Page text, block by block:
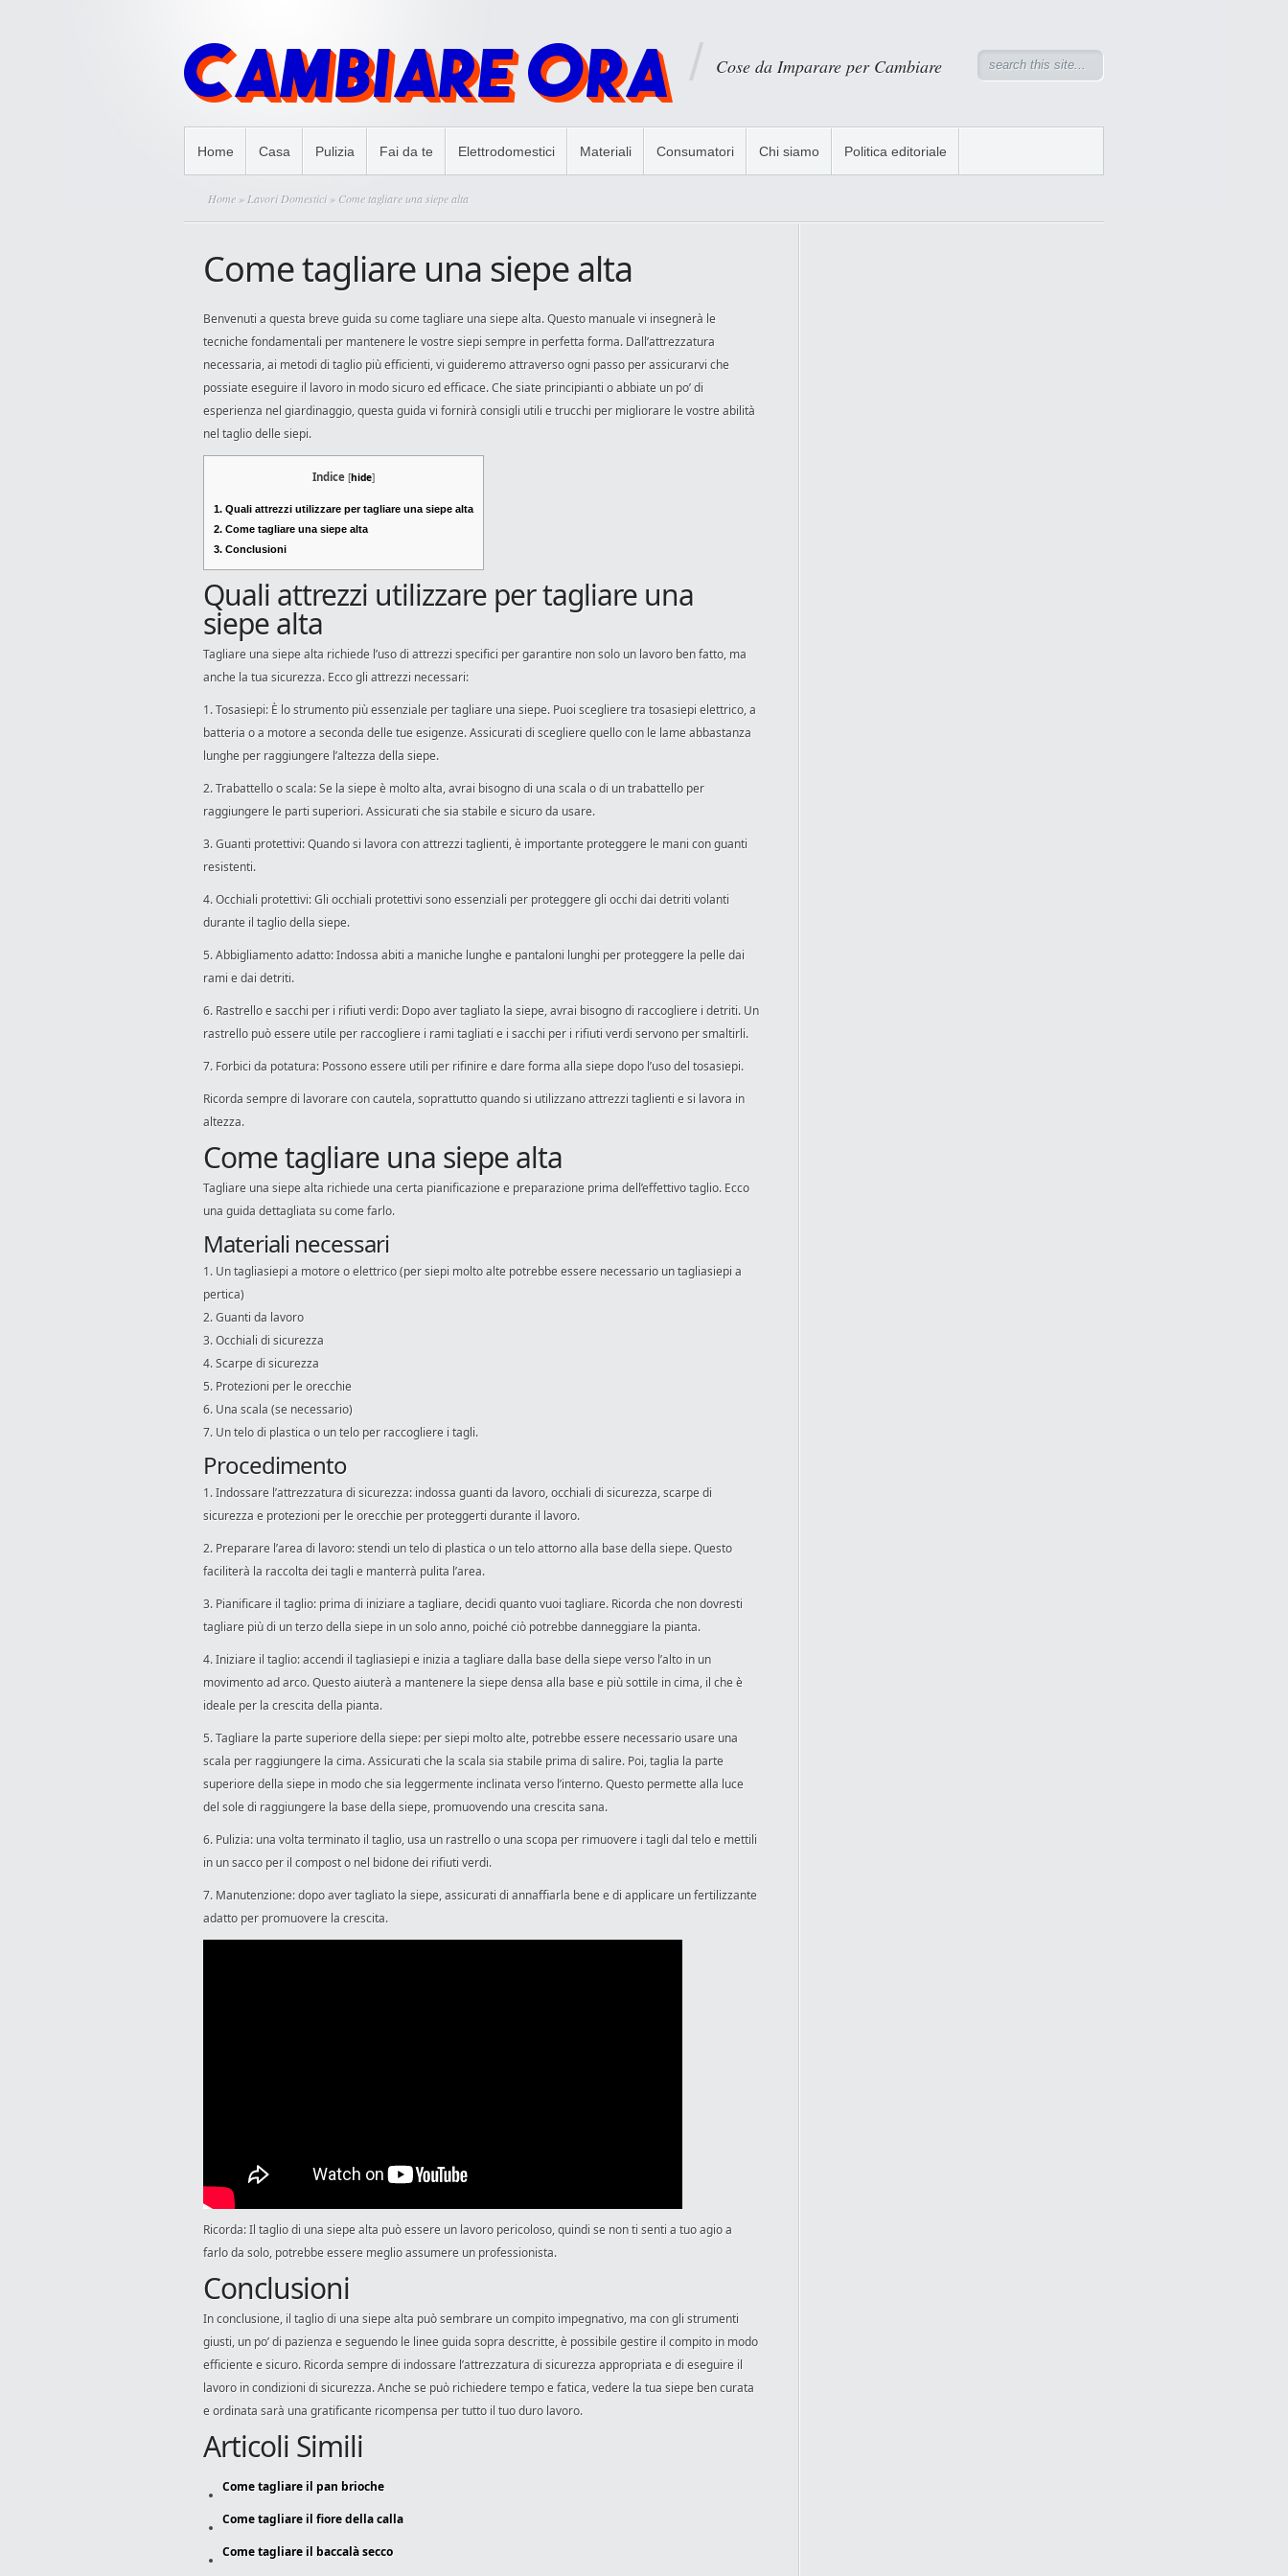
Cose da Imparare per Cambiare
Home Casa Pulizia Fai da te Elettrodomestici Materiali Consumatori Chi siamo Politica editoriale
Home » Lavori Domestici » Come tagliare una siepe alta
Come tagliare una siepe alta
Benvenuti a questa breve guida su come tagliare una siepe alta. Questo manuale vi insegnerà le
tecniche fondamentali per mantenere le vostre siepi sempre in perfetta forma. Dall’attrezzatura
necessaria, ai metodi di taglio più efficienti, vi guideremo attraverso ogni passo per assicurarvi che
possiate eseguire il lavoro in modo sicuro ed efficace. Che siate principianti o abbiate un po’ di
esperienza nel giardinaggio, questa guida vi fornirà consigli utili e trucchi per migliorare le vostre abilità
nel taglio delle siepi.
Indice [hide]
1. Quali attrezzi utilizzare per tagliare una siepe alta
2. Come tagliare una siepe alta
3. Conclusioni
Quali attrezzi utilizzare per tagliare una
siepe alta
Tagliare una siepe alta richiede l’uso di attrezzi specifici per garantire non solo un lavoro ben fatto, ma
anche la tua sicurezza. Ecco gli attrezzi necessari:
1. Tosasiepi: È lo strumento più essenziale per tagliare una siepe. Puoi scegliere tra tosasiepi elettrico, a
batteria o a motore a seconda delle tue esigenze. Assicurati di scegliere quello con le lame abbastanza
lunghe per raggiungere l’altezza della siepe.
2. Trabattello o scala: Se la siepe è molto alta, avrai bisogno di una scala o di un trabattello per
raggiungere le parti superiori. Assicurati che sia stabile e sicuro da usare.
3. Guanti protettivi: Quando si lavora con attrezzi taglienti, è importante proteggere le mani con guanti
resistenti.
4. Occhiali protettivi: Gli occhiali protettivi sono essenziali per proteggere gli occhi dai detriti volanti
durante il taglio della siepe.
5. Abbigliamento adatto: Indossa abiti a maniche lunghe e pantaloni lunghi per proteggere la pelle dai
rami e dai detriti.
6. Rastrello e sacchi per i rifiuti verdi: Dopo aver tagliato la siepe, avrai bisogno di raccogliere i detriti. Un
rastrello può essere utile per raccogliere i rami tagliati e i sacchi per i rifiuti verdi servono per smaltirli.
7. Forbici da potatura: Possono essere utili per rifinire e dare forma alla siepe dopo l’uso del tosasiepi.
Ricorda sempre di lavorare con cautela, soprattutto quando si utilizzano attrezzi taglienti e si lavora in
altezza.
Come tagliare una siepe alta
Tagliare una siepe alta richiede una certa pianificazione e preparazione prima dell’effettivo taglio. Ecco
una guida dettagliata su come farlo.
Materiali necessari
1. Un tagliasiepi a motore o elettrico (per siepi molto alte potrebbe essere necessario un tagliasiepi a
pertica)
2. Guanti da lavoro
3. Occhiali di sicurezza
4. Scarpe di sicurezza
5. Protezioni per le orecchie
6. Una scala (se necessario)
7. Un telo di plastica o un telo per raccogliere i tagli.
Procedimento
1. Indossare l’attrezzatura di sicurezza: indossa guanti da lavoro, occhiali di sicurezza, scarpe di
sicurezza e protezioni per le orecchie per proteggerti durante il lavoro.
2. Preparare l’area di lavoro: stendi un telo di plastica o un telo attorno alla base della siepe. Questo
faciliterà la raccolta dei tagli e manterrà pulita l’area.
3. Pianificare il taglio: prima di iniziare a tagliare, decidi quanto vuoi tagliare. Ricorda che non dovresti
tagliare più di un terzo della siepe in un solo anno, poiché ciò potrebbe danneggiare la pianta.
4. Iniziare il taglio: accendi il tagliasiepi e inizia a tagliare dalla base della siepe verso l’alto in un
movimento ad arco. Questo aiuterà a mantenere la siepe densa alla base e più sottile in cima, il che è
ideale per la crescita della pianta.
5. Tagliare la parte superiore della siepe: per siepi molto alte, potrebbe essere necessario usare una
scala per raggiungere la cima. Assicurati che la scala sia stabile prima di salire. Poi, taglia la parte
superiore della siepe in modo che sia leggermente inclinata verso l’interno. Questo permette alla luce
del sole di raggiungere la base della siepe, promuovendo una crescita sana.
6. Pulizia: una volta terminato il taglio, usa un rastrello o una scopa per rimuovere i tagli dal telo e mettili
in un sacco per il compost o nel bidone dei rifiuti verdi.
7. Manutenzione: dopo aver tagliato la siepe, assicurati di annaffiarla bene e di applicare un fertilizzante
adatto per promuovere la crescita.
Ricorda: Il taglio di una siepe alta può essere un lavoro pericoloso, quindi se non ti senti a tuo agio a
farlo da solo, potrebbe essere meglio assumere un professionista.
Conclusioni
In conclusione, il taglio di una siepe alta può sembrare un compito impegnativo, ma con gli strumenti
giusti, un po’ di pazienza e seguendo le linee guida sopra descritte, è possibile gestire il compito in modo
efficiente e sicuro. Ricorda sempre di indossare l’attrezzatura di sicurezza appropriata e di eseguire il
lavoro in condizioni di sicurezza. Anche se può richiedere tempo e fatica, vedere la tua siepe ben curata
e ordinata sarà una gratificante ricompensa per tutto il tuo duro lavoro.
Articoli Simili
Come tagliare il pan brioche
Come tagliare il fiore della calla
Come tagliare il baccalà secco